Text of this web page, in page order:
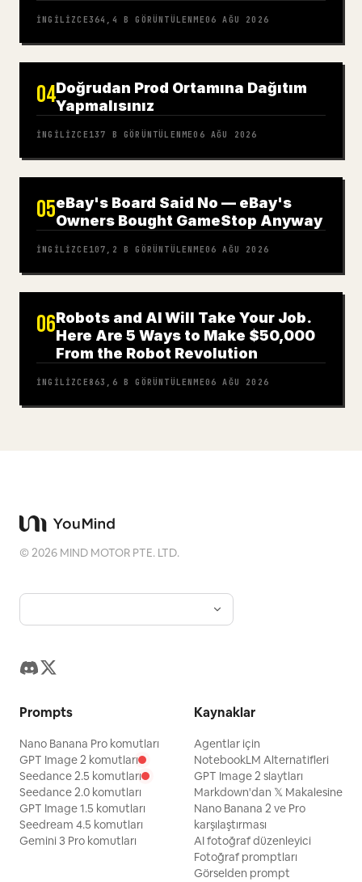
İNGILIZCE364,4 B GÖRÜNTÜLENME06 AĞU 2026
04Doğrudan Prod Ortamına Dağıtım
Yapmalısınız
İNGILIZCE 137 B GÖRÜNTÜLENME06 AĞU 2026
05eBay's Board Said No — eBay's
Owners Bought GameStop Anyway
İNGILIZCE 107,2 B GÖRÜNTÜLENME06 AĞU 2026
06Robots and AI Will Take Your Job.
Here Are 5 Ways to Make $50,000
From the Robot Revolution
İNGILIZCE 863,6 B GÖRÜNTÜLENME06 AĞU 2026
©2026 MIND MOTOR PTE. LTD.
Prompts
Nano Banana Pro komutları
GPT Image 2 komutları
Seedance 2.5 komutları
Seedance 2.0 komutları
GPT Image 1.5 komutları
Seedream 4.5 komutları
Gemini 3 Pro komutları
Kaynaklar
Agentlar için
NotebookLM Alternatifleri
GPT Image 2 slaytları
Markdown'dan 𝕏 Makalesine
Nano Banana 2 ve Pro
karşılaştırması
AI fotoğraf düzenleyici
Fotoğraf promptları
Görselden prompt